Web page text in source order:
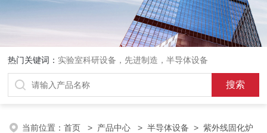
热门关键词： 实验室科研设备，先进制造，半导体设备
当前位置：首页 > 产品中心 >半导体设备 >紫外线固化炉